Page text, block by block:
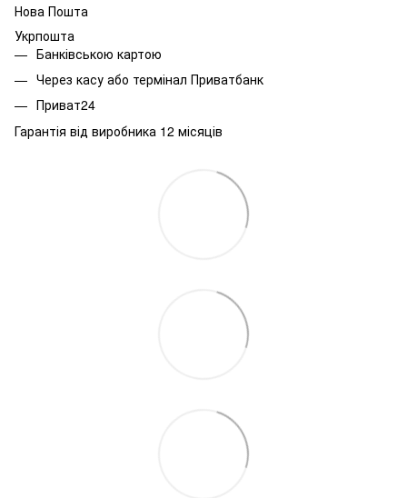
Нова Пошта
Укрпошта
Банківською картою
Через касу або термінал Приватбанк
Приват24
Гарантія від виробника 12 місяців